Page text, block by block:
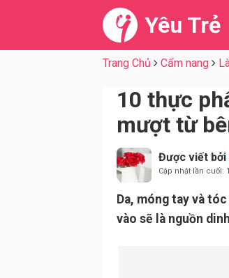
Yêu Trẻ
Trang Chủ Cẩm nang
10 thực
mượt từ
Được viết bởi
Cập nhật lần cuối:
Da, móng tay và
vào sẽ là nguồn